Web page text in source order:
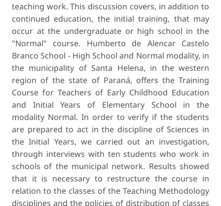
teaching work. This discussion covers, in addition to
continued education, the initial training, that may
occur at the undergraduate or high school in the
"Normal" course. Humberto de Alencar Castelo
Branco School - High School and Normal modality, in
the municipality of Santa Helena, in the western
region of the state of Paraná, offers the Training
Course for Teachers of Early Childhood Education
and Initial Years of Elementary School in the
modality Normal. In order to verify if the students
are prepared to act in the discipline of Sciences in
the Initial Years, we carried out an investigation,
through interviews with ten students who work in
schools of the municipal network. Results showed
that it is necessary to restructure the course in
relation to the classes of the Teaching Methodology
disciplines and the policies of distribution of classes